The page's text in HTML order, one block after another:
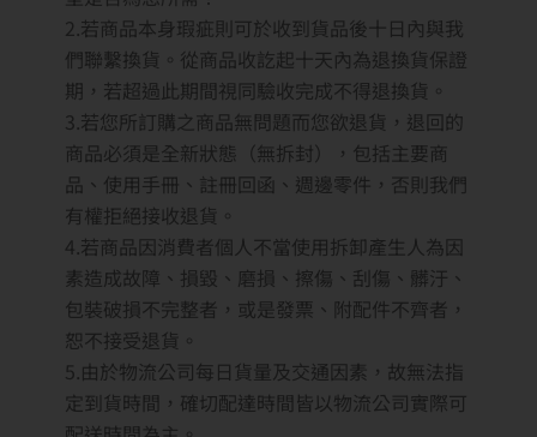
2.若商品本身瑕疵則可於收到貨品後十日內與我
們聯繫換貨。從商品收訖起十天內為退換貨保證
期，若超過此期間視同驗收完成不得退換貨。
3.若您所訂購之商品無問題而您欲退貨，退回的
商品必須是全新狀態（無拆封），包括主要商
品、使用手冊、註冊回函、週邊零件，否則我們
有權拒絕接收退貨。
4.若商品因消費者個人不當使用拆卸產生人為因
素造成故障、損毀、磨損、擦傷、刮傷、髒汙、
包裝破損不完整者，或是發票、附配件不齊者，
恕不接受退貨。
5.由於物流公司每日貨量及交通因素，故無法指
定到貨時間，確切配達時間皆以物流公司實際可